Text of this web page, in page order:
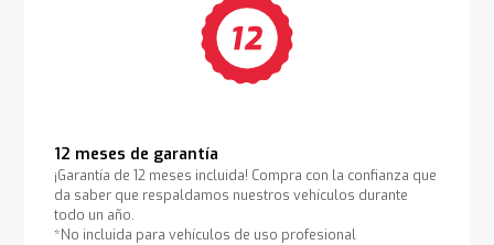
12 meses de garantía
¡Garantía de 12 meses incluida! Compra con la confianza que
da saber que respaldamos nuestros vehículos durante
todo un año.
*No incluida para vehículos de uso profesional